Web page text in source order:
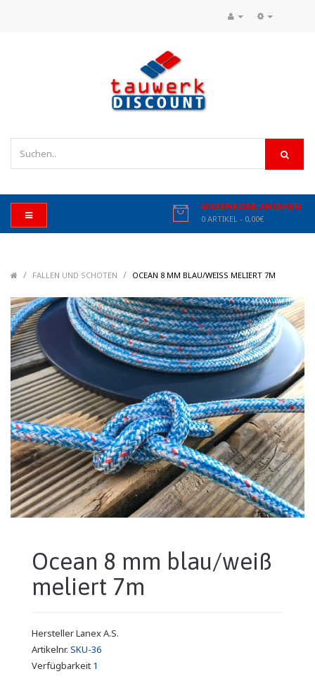
WARENKORB ANSEHEN
0 ARTIKEL - 0,00€
/ FALLEN UND SCHOTEN / OCEAN 8 MM BLAU/WEISS MELIERT 7M
Ocean 8 mm blau/weiß
meliert 7m
HerstellerLanex A.S.
Artikelnr. SKU-36
Verfügbarkeit 1